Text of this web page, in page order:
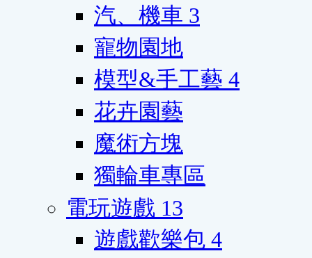
汽、機車 3
寵物園地
模型&手工藝 4
花卉園藝
魔術方塊
獨輪車專區
電玩遊戲 13
遊戲歡樂包 4